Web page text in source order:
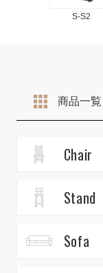
S-S2
商品一覧
Chair
Stand
Sofa